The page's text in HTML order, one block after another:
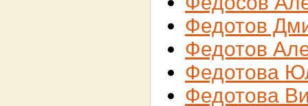
Федотов
Федотов
Федотова
Федотова